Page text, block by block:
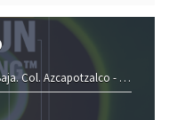
Av Azcapotzalco 524 Pb-12 ,Planta Baja. Col. Azcapotzalco -
Centro de